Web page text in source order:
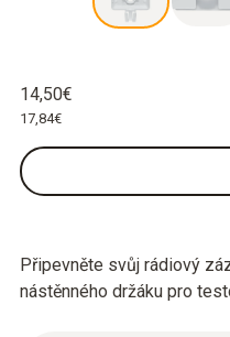
Připevněte svůj rádiový
nástěnného držáku pro
14,50€
17,84€